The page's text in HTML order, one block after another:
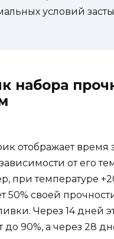
условий
набора
отображает время
от его
при температуре
50% своей
Через 14 дней
до 90%, а через 28